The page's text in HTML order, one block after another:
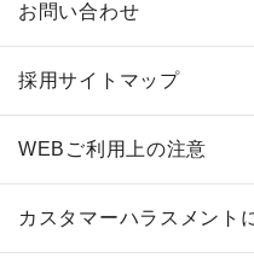
お問い合わせ
採用サイトマップ
WEBご利用上の注意
カスタマーハラスメント